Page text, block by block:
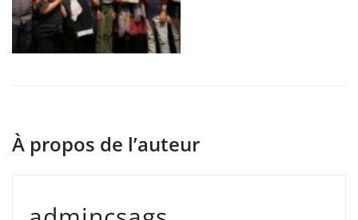
À propos de l’auteur